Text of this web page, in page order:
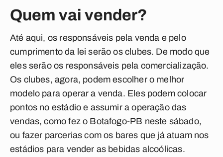
Quem vai vender?
Até aqui, os responsáveis pela venda e pelo
cumprimento da lei serão os clubes. De modo que
eles serão os responsáveis pela comercialização.
Os clubes, agora, podem escolher o melhor
modelo para operar a venda. Eles podem colocar
pontos no estádio e assumir a operação das
vendas, como fez o Botafogo-PB neste sábado,
ou fazer parcerias com os bares que já atuam nos
estádios para vender as bebidas alcoólicas.